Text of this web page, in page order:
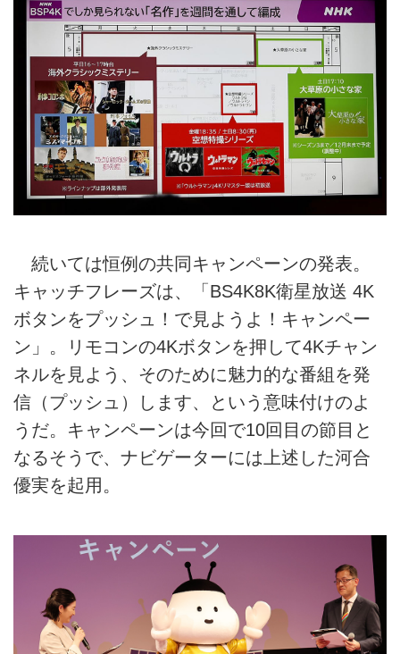
続いては恒例の共同キャンペーンの発表。
キャッチフレーズは、「BS4K8K衛星放送 4K
ボタンをプッシュ！で見ようよ！キャンペー
ン」。リモコンの4Kボタンを押して4Kチャン
ネルを見よう、そのために魅力的な番組を発
信（プッシュ）します、という意味付けのよ
うだ。キャンペーンは今回で10回目の節目と
なるそうで、ナビゲーターには上述した河合
優実を起用。